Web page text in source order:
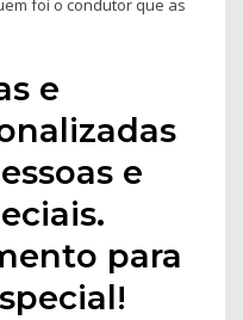
foi o condutor que as
e
e
para